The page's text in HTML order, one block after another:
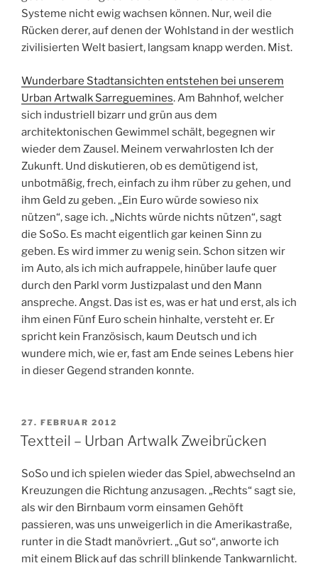
Systeme nicht ewig wachsen können. Nur, weil die
Rücken derer, auf denen der Wohlstand in der westlich
zivilisierten Welt basiert, langsam knapp werden. Mist.
Wunderbare Stadtansichten entstehen bei unserem
Urban Artwalk Sarreguemines. Am Bahnhof, welcher
sich industriell bizarr und grün aus dem
architektonischen Gewimmel schält, begegnen wir
wieder dem Zausel. Meinem verwahrlosten Ich der
Zukunft. Und diskutieren, ob es demütigend ist,
unbotmäßig, frech, einfach zu ihm rüber zu gehen, und
ihm Geld zu geben. „Ein Euro würde sowieso nix
nützen“, sage ich. „Nichts würde nichts nützen“, sagt
die SoSo. Es macht eigentlich gar keinen Sinn zu
geben. Es wird immer zu wenig sein. Schon sitzen wir
im Auto, als ich mich aufrappele, hinüber laufe quer
durch den Parkl vorm Justizpalast und den Mann
anspreche. Angst. Das ist es, was er hat und erst, als ich
ihm einen Fünf Euro schein hinhalte, versteht er. Er
spricht kein Französisch, kaum Deutsch und ich
wundere mich, wie er, fast am Ende seines Lebens hier
in dieser Gegend stranden konnte.
VERÖFFENTLICHT
AM
27. FEBRUAR 2012
Textteil – Urban Artwalk Zweibrücken
SoSo und ich spielen wieder das Spiel, abwechselnd an
Kreuzungen die Richtung anzusagen. „Rechts“ sagt sie,
als wir den Birnbaum vorm einsamen Gehöft
passieren, was uns unweigerlich in die Amerikastraße,
runter in die Stadt manövriert. „Gut so“, anworte ich
mit einem Blick auf das schrill blinkende Tankwarnlicht.